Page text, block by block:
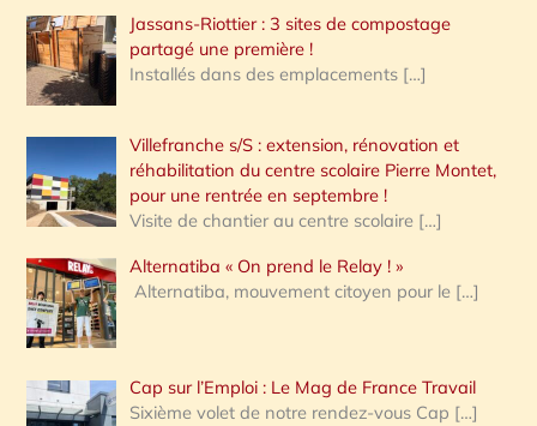
Jassans-Riottier : 3 sites de compostage
partagé une première !
Installés dans des emplacements […]
Villefranche s/S : extension, rénovation et
réhabilitation du centre scolaire Pierre Montet,
pour une rentrée en septembre !
Visite de chantier au centre scolaire […]
Alternatiba « On prend le Relay ! »
Alternatiba, mouvement citoyen pour le […]
Cap sur l’Emploi : Le Mag de France Travail
Sixième volet de notre rendez-vous Cap […]